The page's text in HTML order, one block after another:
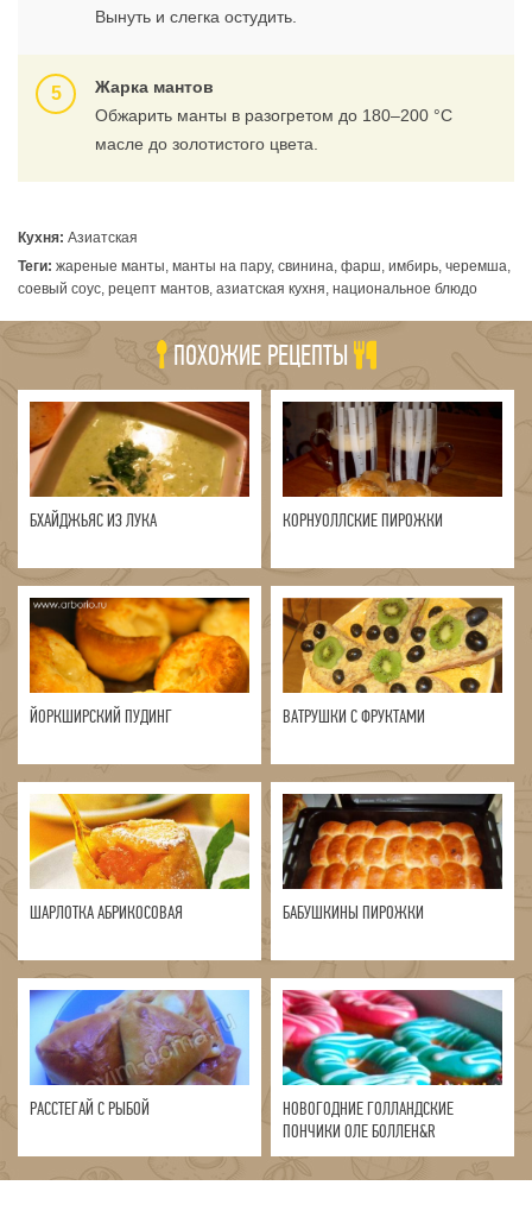
Вынуть и слегка остудить.
Жарка мантов
Обжарить манты в разогретом до 180–200 °C
масле до золотистого цвета.
Кухня: Азиатская
Теги: жареные манты, манты на пару, свинина, фарш, имбирь, черемша,
соевый соус, рецепт мантов, азиатская кухня, национальное блюдо
ПОХОЖИЕ РЕЦЕПТЫ
БХАЙДЖЬЯС ИЗ ЛУКА КОРНУОЛЛСКИЕ ПИРОЖКИ
ЙОРКШИРСКИЙ ПУДИНГ ВАТРУШКИ С ФРУКТАМИ
ШАРЛОТКА АБРИКОСОВАЯ БАБУШКИНЫ ПИРОЖКИ
РАССТЕГАЙ С РЫБОЙ
НОВОГОДНИЕ ГОЛЛАНДСКИЕ
ПОНЧИКИ ОЛЕ БОЛЛЕН&R